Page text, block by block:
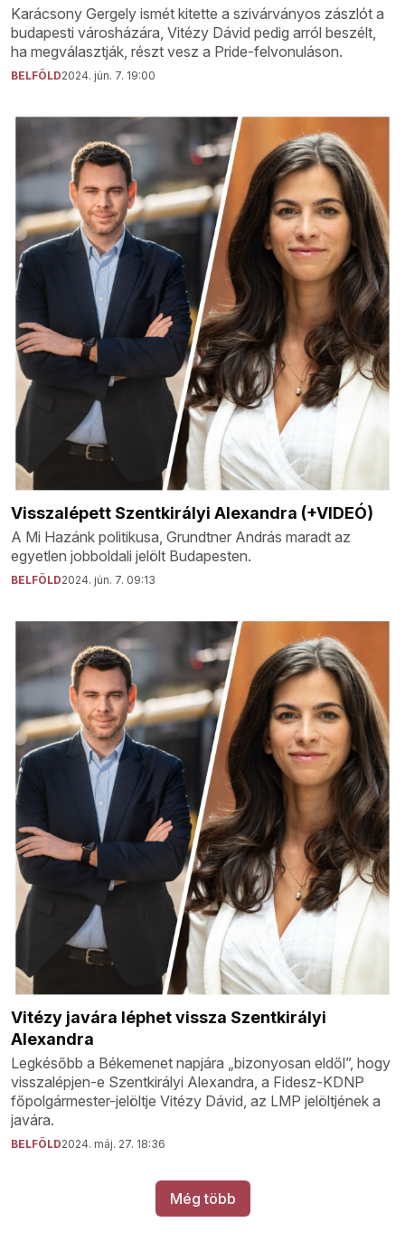
Karácsony Gergely ismét kitette a szivárványos zászlót a
budapesti városházára, Vitézy Dávid pedig arról beszélt,
ha megválasztják, részt vesz a Pride-felvonuláson.
BELFÖLD2024. jún. 7. 19:00
Visszalépett Szentkirályi Alexandra (+VIDEÓ)
A Mi Hazánk politikusa, Grundtner András maradt az
egyetlen jobboldali jelölt Budapesten.
BELFÖLD2024. jún. 7. 09:13
Vitézy javára léphet vissza Szentkirályi
Alexandra
Legkésőbb a Békemenet napjára „bizonyosan eldől”, hogy
visszalépjen-e Szentkirályi Alexandra, a Fidesz-KDNP
főpolgármester-jelöltje Vitézy Dávid, az LMP jelöltjének a
javára.
BELFÖLD2024. máj. 27. 18:36
Még több